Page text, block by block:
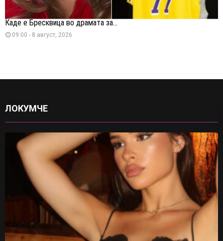
Каде е Бресквица во драмата за...
09:00 - 8 август, 2026
ЛОКУМЧЕ